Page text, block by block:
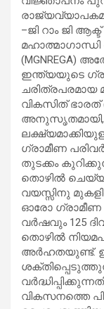
–ജി റാം ജി
(MGNREGA)
ഇന്ത്യയുടെ
ചരിത്രപരമായ
വികസിത് ഭാരത്
അനുസൃതമായി,
ഗ്രാമീണ
തുടക്കം
തൊഴിൽ
വയസ്സിനു
ഓരോ
വർഷവും 125
തൊഴിൽ
അർഹതയുണ്ട്.
വികസനത്തെ